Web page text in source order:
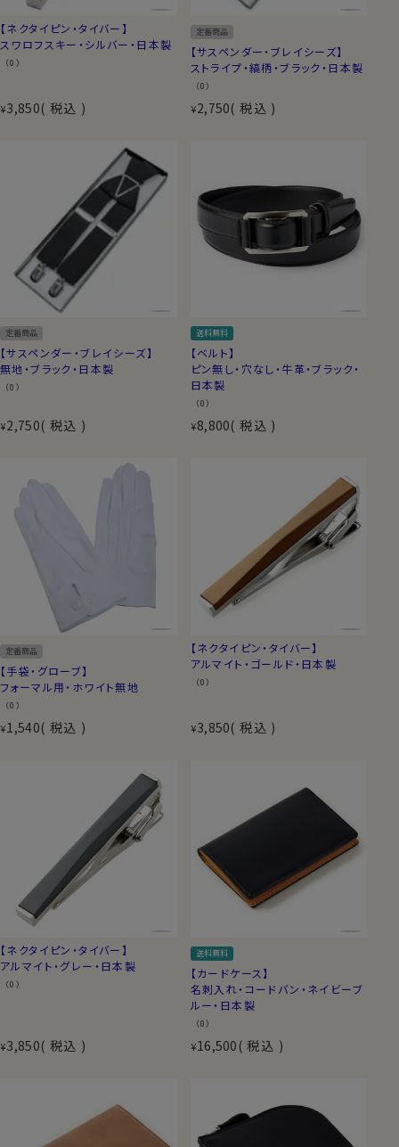
【ネクタイピン・タイバー】
スワロフスキー・シルバー・日本製
（0）
¥3,850 税込
定番商品
【サスペンダー・ブレイシーズ】
ストライプ・縞柄・ブラック・日本製
（0）
¥2,750 税込
定番商品
【サスペンダー・ブレイシーズ】
無地・ブラック・日本製
（0）
¥2,750 税込
送料無料
【ベルト】
ピン無し・穴なし・牛革・ブラック・
日本製
（0）
¥8,800 税込
定番商品
【手袋・グローブ】
フォーマル用・ホワイト無地
（0）
¥1,540 税込
【ネクタイピン・タイバー】
アルマイト・ゴールド・日本製
（0）
¥3,850 税込
【ネクタイピン・タイバー】
アルマイト・グレー・日本製
（0）
¥3,850 税込
送料無料
【カードケース】
名刺入れ・コードバン・ネイビーブ
ルー・日本製
（0）
¥16,500 税込